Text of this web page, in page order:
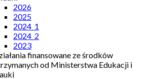
2026
2025
2024_1
2024_2
2023
finansowane ze środków
od Ministerstwa Edukacji i